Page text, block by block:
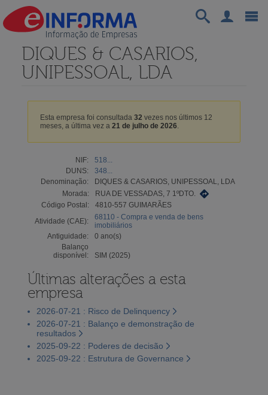
DIQUES & CASARIOS,
UNIPESSOAL, LDA
Esta empresa foi consultada 32 vezes nos últimos 12
meses, a última vez a 21 de julho de 2026.
NIF:
518...
DUNS:
348...
Denominação:
DIQUES & CASARIOS, UNIPESSOAL, LDA
Morada:
RUA DE VESSADAS, 7 1ºDTO.
Código Postal:
4810-557 GUIMARÃES
Atividade (CAE):
68110 - Compra e venda de bens
imobiliários
Antiguidade:
0 ano(s)
Balanço
disponível:
SIM (2025)
Últimas alterações a esta
empresa
2026-07-21 : Risco de Delinquency
2026-07-21 : Balanço e demonstração de
resultados
2025-09-22 : Poderes de decisão
2025-09-22 : Estrutura de Governance